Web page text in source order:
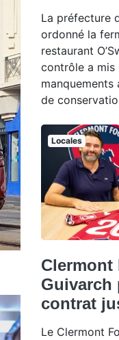
La préfecture
ordonné la
restaurant
contrôle a mis
manquements
de
Locales
Clermont
Guivarch
contrat
Le Clermont